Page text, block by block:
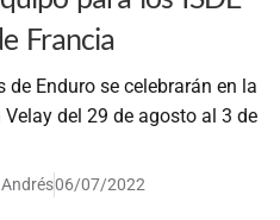
Francia
Enduro se celebrarán en la
del 29 de agosto al 3 de
06/07/2022